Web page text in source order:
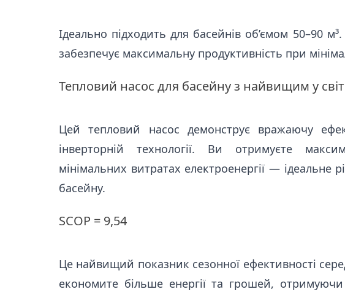
Ідеально підходить для басейнів об’ємом 50–90
забезпечує максимальну продуктивність при
Тепловий насос для басейну з найвищим у
Цей тепловий насос демонструє вражаючу
інверторній технології. Ви отримуєте
мінімальних витратах електроенергії — ідеальне
басейну.
SCOP = 9,54
Це найвищий показник сезонної ефективності
економите більше енергії та грошей,